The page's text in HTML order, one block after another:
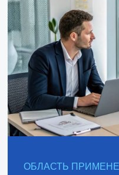
Оставьте заявку или
с нами любым удобным
г. Санкт-Петербург,
+7 916 038